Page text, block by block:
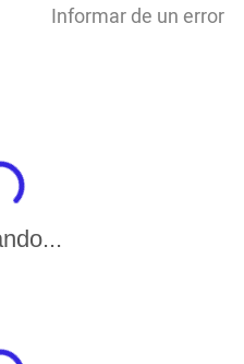
Informar de un error